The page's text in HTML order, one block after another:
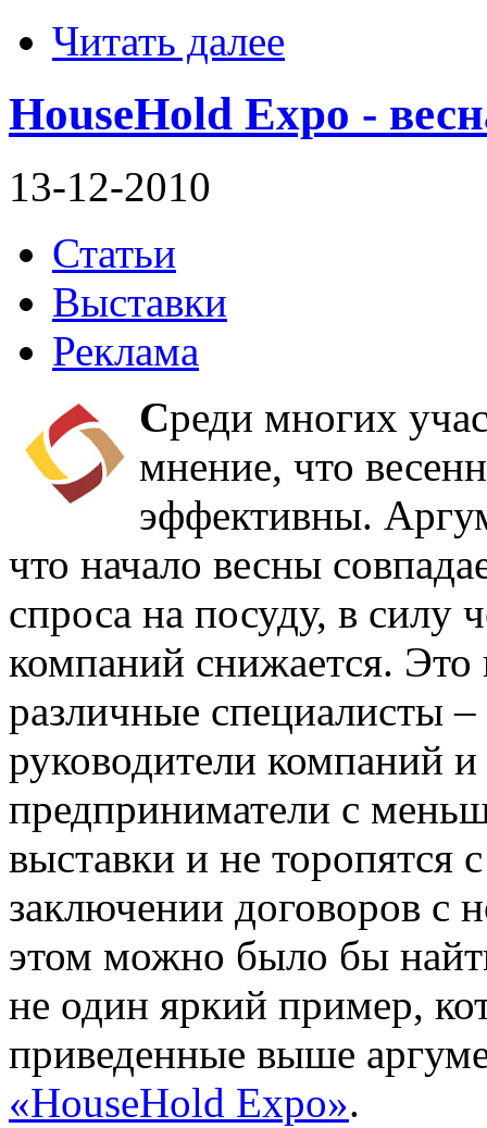
Читать далее
HouseHold Expo -
13-12-2010
Статьи
Выставки
Реклама
Среди многих
мнение, что
эффективны.
что начало весны
спроса на посуду, в силу
компаний снижается. Это
различные специалисты
руководители компаний
предприниматели с
выставки и не торопятся
заключении договоров
этом можно было бы
не один яркий пример,
приведенные выше
«HouseHold Expo».